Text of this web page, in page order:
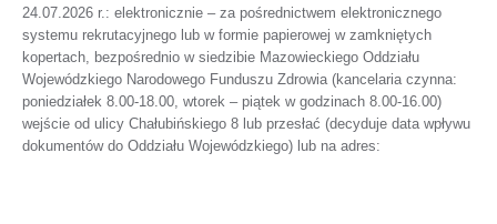
24.07.2026 r.: elektronicznie – za pośrednictwem elektronicznego
systemu rekrutacyjnego lub w formie papierowej w zamkniętych
kopertach, bezpośrednio w siedzibie Mazowieckiego Oddziału
Wojewódzkiego Narodowego Funduszu Zdrowia (kancelaria czynna:
poniedziałek 8.00-18.00, wtorek – piątek w godzinach 8.00-16.00)
wejście od ulicy Chałubińskiego 8 lub przesłać (decyduje data wpływu
dokumentów do Oddziału Wojewódzkiego) lub na adres: